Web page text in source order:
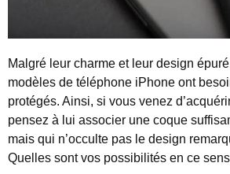
Malgré leur charme et leur design
modèles de téléphone iPhone ont
protégés. Ainsi, si vous venez
pensez à lui associer une coque
mais qui n’occulte pas le design
Quelles sont vos possibilités en ce